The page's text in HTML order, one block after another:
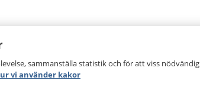
sammanställa statistik och för att viss nödvändig
vi använder kakor